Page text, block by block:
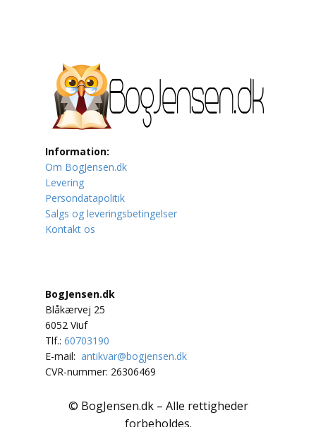
Litteraturhistorie
Lokalhistorie / Topografi
Lystfiskeri
Mad
Musik
Naturen
Oldtidskundskab
Ordbøger
Information:
Om BogJensen.dk
Levering
Persondatapolitik
Salgs og leveringsbetingelser
Kontakt os
BogJensen.dk
Blåkærvej 25
6052 Viuf
Tlf.: 60703190
E-mail: antikvar@bogjensen.dk
CVR-nummer: 26306469
© BogJensen.dk – Alle rettigheder
forbeholdes.